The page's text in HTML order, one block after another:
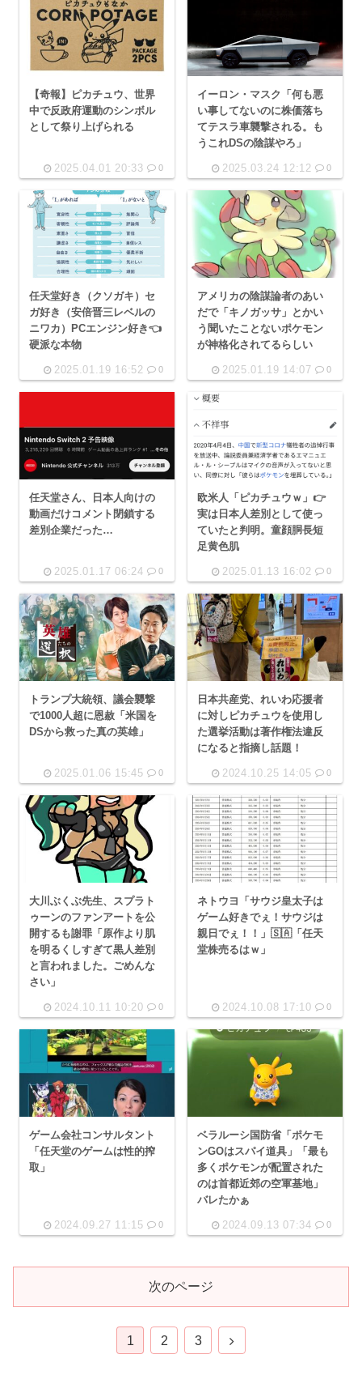
【奇報】ピカチュウ、世界
中で反政府運動のシンボル
として祭り上げられる
2025.04.01 20:33 0
イーロン・マスク「何も悪
い事してないのに株価落ち
てテスラ車襲撃される。も
うこれDSの陰謀やろ」
2025.03.24 12:12 0
任天堂好き（クソガキ）セ
ガ好き（安倍晋三レベルの
ニワカ）PCエンジン好き👈
硬派な本物
2025.01.19 16:52 0
アメリカの陰謀論者のあい
だで「キノガッサ」とかい
う聞いたことないポケモン
が神格化されてるらしい
2025.01.19 14:07 0
任天堂さん、日本人向けの
動画だけコメント閉鎖する
差別企業だった…
2025.01.17 06:24 0
欧米人「ピカチュウｗ」👉
実は日本人差別として使っ
ていたと判明。童顔胴長短
足黄色肌
2025.01.13 16:02 0
トランプ大統領、議会襲撃
で1000人超に恩赦「米国を
DSから救った真の英雄」
2025.01.06 15:45 0
日本共産党、れいわ応援者
に対しピカチュウを使用し
た選挙活動は著作権法違反
になると指摘し話題！
2024.10.25 14:05 0
大川ぶくぶ先生、スプラト
ゥーンのファンアートを公
開するも謝罪「原作より肌
を明るくしすぎて黒人差別
と言われました。ごめんな
さい」
2024.10.11 10:20 0
ネトウヨ「サウジ皇太子は
ゲーム好きでぇ！サウジは
親日でぇ！！」🇸🇦「任天
堂株売るはｗ」
2024.10.08 17:10 0
ゲーム会社コンサルタント
「任天堂のゲームは性的搾
取」
2024.09.27 11:15 0
ベラルーシ国防省「ポケモ
ンGOはスパイ道具」「最も
多くポケモンが配置された
のは首都近郊の空軍基地」
バレたかぁ
2024.09.13 07:34 0
次のページ
1 2 3
次